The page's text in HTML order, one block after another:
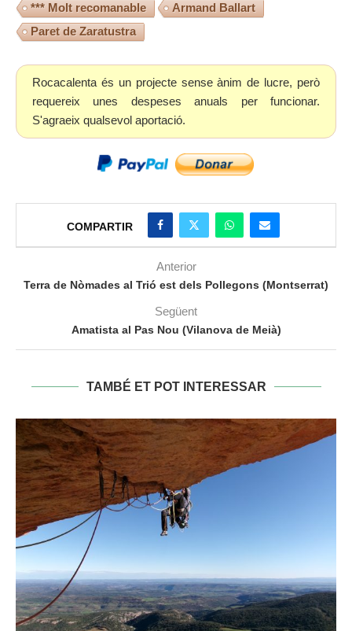
*** Molt recomanable
Armand Ballart
Paret de Zaratustra
Rocacalenta és un projecte sense ànim de lucre, però
requereix unes despeses anuals per funcionar.
S'agraeix qualsevol aportació.
COMPARTIR
Anterior
Terra de Nòmades al Trió est dels Pollegons (Montserrat)
Següent
Amatista al Pas Nou (Vilanova de Meià)
TAMBÉ ET POT INTERESSAR